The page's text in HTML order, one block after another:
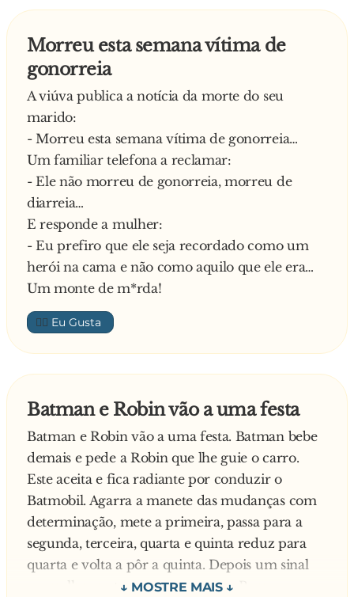
- “Bravo pequeno herói portista salva amigo das
- Mas eu não sou portista – Disse o menino.
E então, o repórter corrige para:
- “Jovem sportinguista, salva amigo do ataque
de um cão.”
- Mas eu também não sou sportinguista – Disse
o menino novamente.
Diz o jornalista:
- Desculpa outra vez, apenas pensei que como
estamos num Porto-Sporting e não és portista,
deverias ser sportinguista. Afinal, de que equipa
és tu?
Responde o menino:
- Sou Benfiquista.
E o repórter volta a escrever em seu
caderninho:
- “Delinquente benfiquista assassina
Morreu esta semana vítima de
gonorreia
A viúva publica a notícia da morte do seu
marido:
- Morreu esta semana vítima de gonorreia…
Um familiar telefona a reclamar:
- Ele não morreu de gonorreia, morreu de
diarreia…
E responde a mulher:
- Eu prefiro que ele seja recordado como um
herói na cama e não como aquilo que ele era…
Um monte de m*rda!
👍🏼
Batman e Robin vão a uma festa
Batman e Robin vão a uma festa. Batman bebe
demais e pede a Robin que lhe guie o carro.
Este aceita e fica radiante por conduzir o
Batmobil. Agarra a manete das mudanças com
determinação, mete a primeira, passa para a
segunda, terceira, quarta e quinta reduz para
quarta e volta a pôr a quinta. Depois um sinal
vermelho, mete em ponto morto. Bem